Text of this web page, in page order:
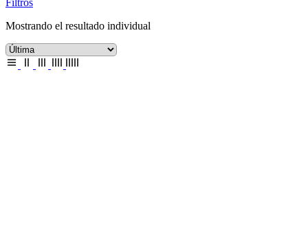
Mostrando el resultado individual